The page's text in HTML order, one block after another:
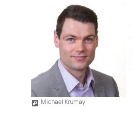
Michael Krumay